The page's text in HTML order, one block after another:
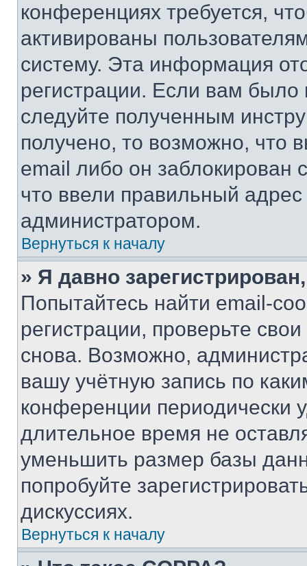
конференциях требуется,
активированы
систему. Эта информация
регистрации. Если вам
следуйте полученным
получено, то возможно, что
email либо он
что ввели правильный адрес
администратором.
Вернуться к началу
» Я давно
Попытайтесь найти email-
регистрации, проверьте
снова. Возможно,
вашу учётную запись по
конференции периодически
длительное время не
уменьшить размер базы
попробуйте
дискуссиях.
Вернуться к началу